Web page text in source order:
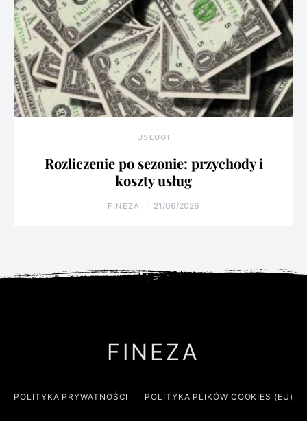
USŁUGI
Rozliczenie po sezonie: przychody i
koszty usług
FINEZA 21/06/2026
FINEZA
POLITYKA PRYWATNOŚCI POLITYKA PLIKÓW COOKIES (EU)